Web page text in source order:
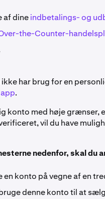
af dineindbetalings- og
the-Counter-
har brug for en
.
konto med høje grænser,
vil du have
nedenfor, skal du
en konto på vegne af en
denne konto til at